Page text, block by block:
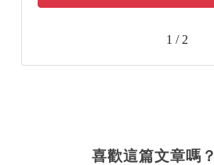
1 / 2
喜歡這篇文章嗎？